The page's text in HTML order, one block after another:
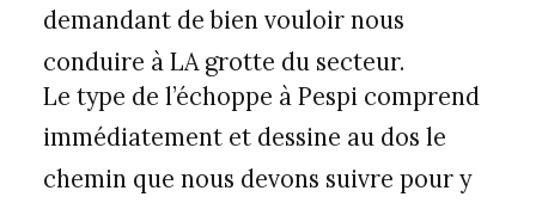
demandant de bien vouloir nous
conduire à LA grotte du secteur.
Le type de l’échoppe à Pespi comprend
immédiatement et dessine au dos le
chemin que nous devons suivre pour y